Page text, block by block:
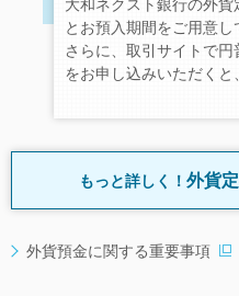
大和ネクスト銀行の外
とお預入期間をご用意し
さらに、取引サイトで
をお申し込みいただく
もっと詳しく！ 外貨
外貨預金に関する重要事項